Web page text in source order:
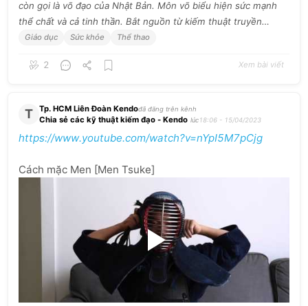
còn gọi là võ đạo của Nhật Bản. Môn võ biểu hiện sức mạnh
thể chất và cả tinh thần. Bắt nguồn từ kiếm thuật truyền
thống của Nhật Bản, kiếm đạo hiện nay phổ biến rộng rãi trên
năm một lần. Khám phá lịch sử, kỹ năng và các yếu tố của
tư tưởng.
Giáo dục Sức khỏe Thể thao
2 Xem bài viết
T Tp. HCM Liên Đoàn Kendođã đăng trên kênh
Chia sẻ các kỹ thuật kiếm đạo - Kendo lúc18:06 - 15/04/2023
https://www.youtube.com/watch?v=nYpI5M7pCjg
Cách mặc Men [Men Tsuke]